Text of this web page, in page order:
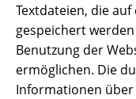
Textdateien, die
gespeichert
Benutzung der
ermöglichen. Die
Informationen über